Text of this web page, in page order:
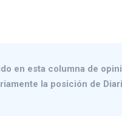
en esta columna de
la posición de